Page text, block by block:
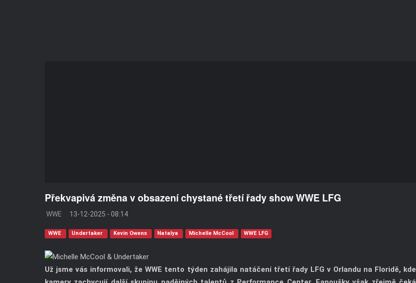
Překvapivá změna v obsazení chystané třetí řady show WWE LFG
WWE 13-12-2025 - 08:14
WWE Undertaker Kevin Owens Natalya Michelle McCool WWE LFG
Už jsme vás informovali, že WWE tento týden zahájila natáčení třetí řady LFG v Orlandu na Floridě, kde